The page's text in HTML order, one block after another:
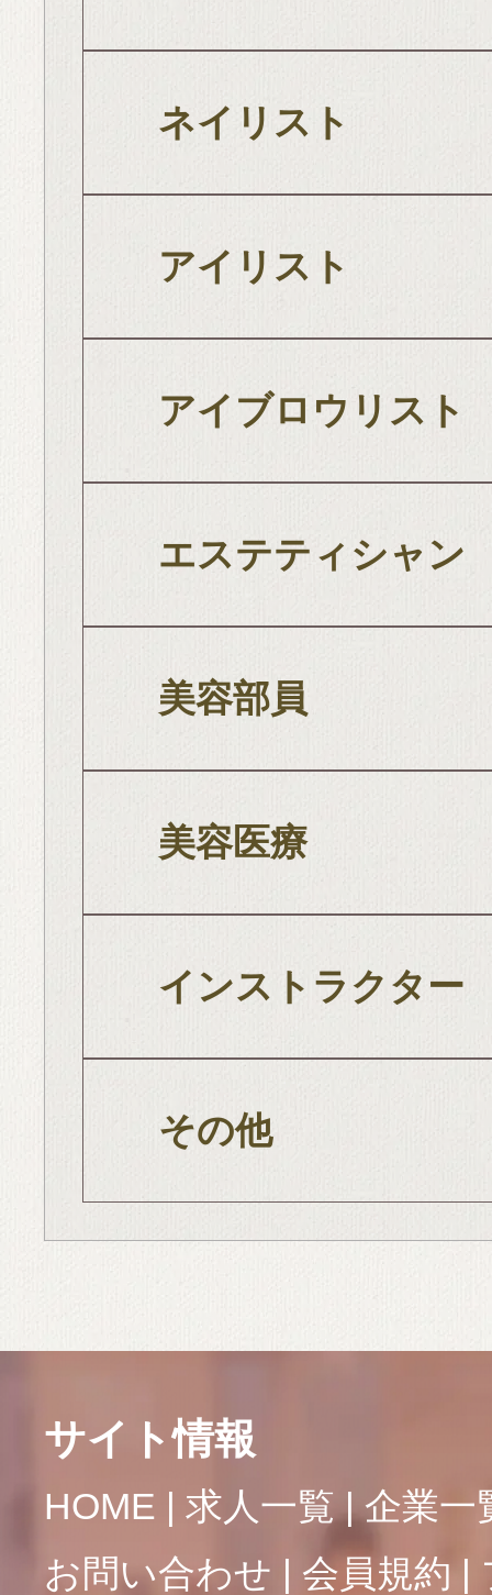
ネイリスト
アイリスト
アイブロウリスト
エステティシャン
美容部員
美容医療
インストラクター
その他
サイト情報
HOME 求人一覧
企業一
お問い合わせ
会員規約